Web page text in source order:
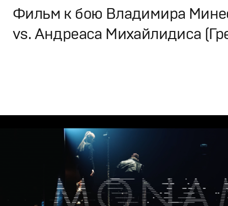
Фильм к бою Владимира
vs. Андреаса Михайлидиса
Спортивный брендинг,Промо